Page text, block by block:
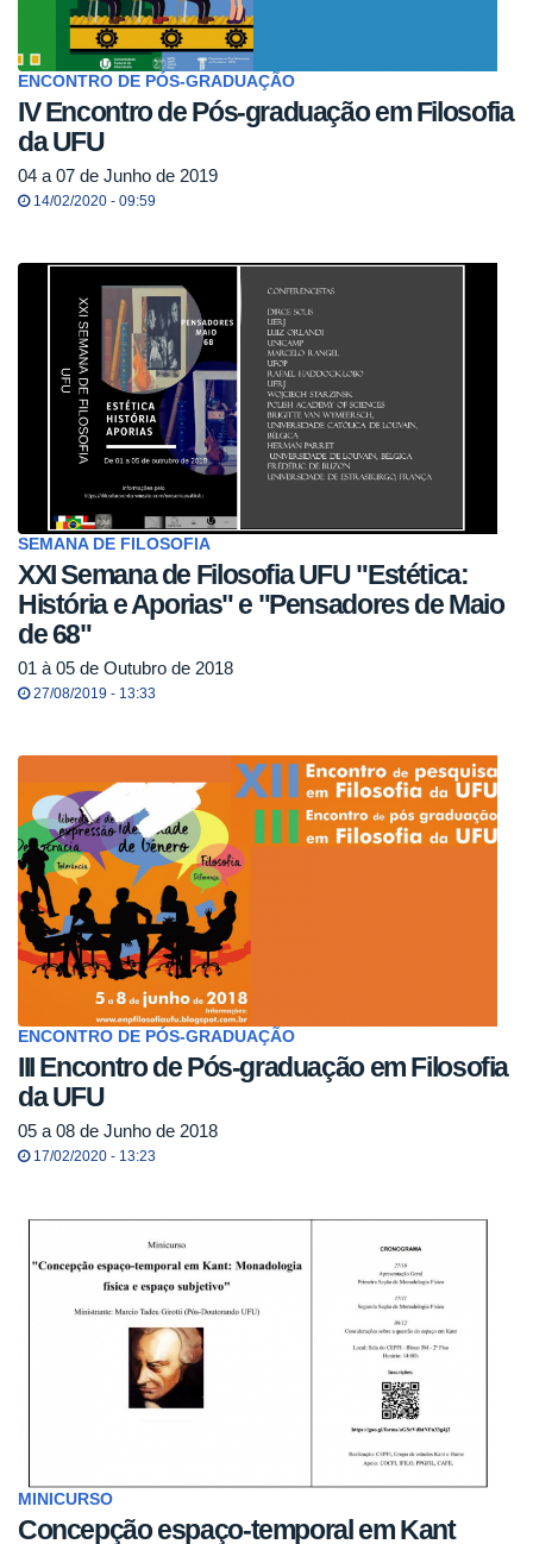
ENCONTRO DE PÓS-GRADUAÇÃO
IV Encontro de Pós-graduação em Filosofia
da UFU
04 a 07 de Junho de 2019
14/02/2020 - 09:59
SEMANA DE FILOSOFIA
XXI Semana de Filosofia UFU "Estética:
História e Aporias" e "Pensadores de Maio
de 68"
01 à 05 de Outubro de 2018
27/08/2019 - 13:33
ENCONTRO DE PÓS-GRADUAÇÃO
III Encontro de Pós-graduação em Filosofia
da UFU
05 a 08 de Junho de 2018
17/02/2020 - 13:23
MINICURSO
Concepção espaço-temporal em Kant